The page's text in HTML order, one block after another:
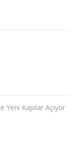
Yeni Kapılar Açıyor